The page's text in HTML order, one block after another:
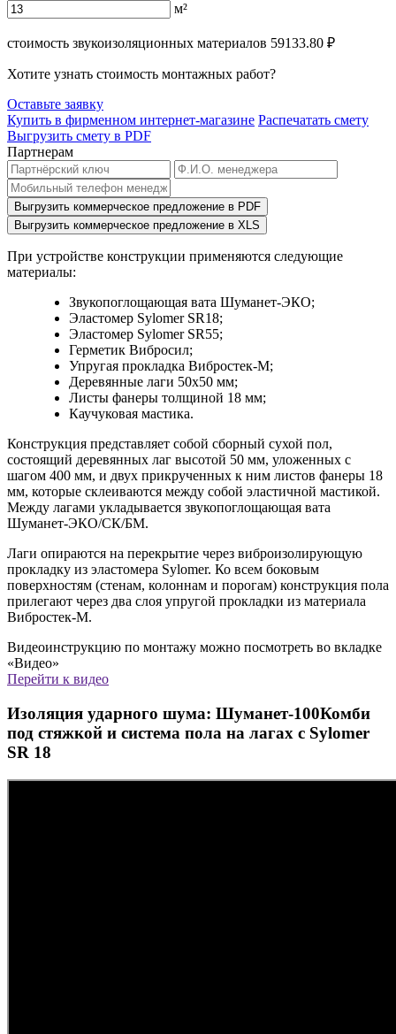
м²
стоимость звукоизоляционных материалов 59133.80 ₽
Хотите узнать стоимость монтажных работ?
Оставьте заявку
Купить в фирменном интернет-магазине Распечатать смету
Выгрузить смету в PDF
Партнерам
Выгрузить коммерческое предложение в PDF
Выгрузить коммерческое предложение в XLS
При устройстве конструкции применяются следующие
материалы:
Звукопоглощающая вата Шуманет-ЭКО;
Эластомер Sylomer SR18;
Эластомер Sylomer SR55;
Герметик Вибросил;
Упругая прокладка Вибростек-М;
Деревянные лаги 50х50 мм;
Листы фанеры толщиной 18 мм;
Каучуковая мастика.
Конструкция представляет собой сборный сухой пол,
состоящий деревянных лаг высотой 50 мм, уложенных с
шагом 400 мм, и двух прикрученных к ним листов фанеры 18
мм, которые склеиваются между собой эластичной мастикой.
Между лагами укладывается звукопоглощающая вата
Шуманет-ЭКО/СК/БМ.
Лаги опираются на перекрытие через виброизолирующую
прокладку из эластомера Sylomer. Ко всем боковым
поверхностям (стенам, колоннам и порогам) конструкция пола
прилегают через два слоя упругой прокладки из материала
Вибростек-М.
Видеоинструкцию по монтажу можно посмотреть во вкладке
«Видео»
Перейти к видео
Изоляция ударного шума: Шуманет-100Комби
под стяжкой и система пола на лагах с Sylomer
SR 18